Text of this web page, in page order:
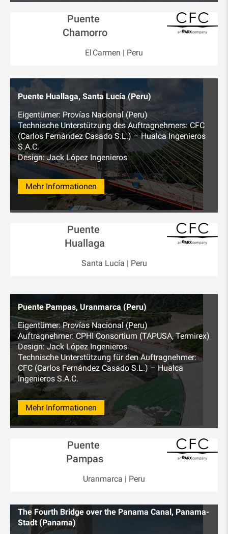
Puente
Chamorro
El Carmen | Peru
Puente Huallaga, Santa Lucía (Peru)
Eigentümer: Provías Nacional (Peru)
Technische Unterstützung des Auftragnehmers: CFC
(Carlos Fernández Casado S.L.) – Hualca Ingenieros
S.A.C.
Design: Jack López Ingenieros
Mehr Informationen
Puente
Huallaga
Santa Lucía | Peru
Puente Pampas, Uranmarca (Peru)
Eigentümer: Provías Nacional (Peru)
Auftragnehmer: CPHI Consortium (TAPUSA, Termirex)
Design: Jack López Ingenieros
Technische Unterstützung für den Auftragnehmer:
CFC (Carlos Fernández Casado S.L.) – Hualca
Ingenieros S.A.C.
Mehr Informationen
Puente
Pampas
Uranmarca | Peru
The Fourth Bridge over the Panama Canal, Panama-
Stadt (Panama)